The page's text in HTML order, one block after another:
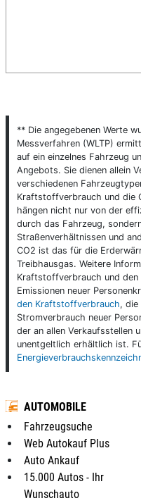
** Die angegebenen Werte
Messverfahren (WLTP)
auf ein einzelnes Fahrzeug
Angebots. Sie dienen allein
verschiedenen
Kraftstoffverbrauch und die
hängen nicht nur von der
durch das Fahrzeug,
Straßenverhältnissen und
CO2 ist das für die
Treibhausgas. Weitere
Kraftstoffverbrauch und
Emissionen neuer
den Kraftstoffverbrauch, die
Stromverbrauch neuer
der an allen Verkaufsstellen
unentgeltlich erhältlich ist.
AUTOMOBILE
Fahrzeugsuche
Web Autokauf Plus
Auto Ankauf
15.000 Autos - Ihr
Wunschauto